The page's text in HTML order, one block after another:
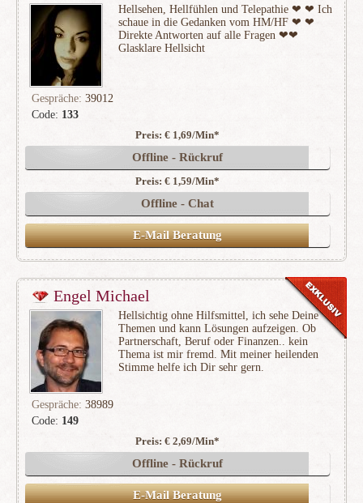
Code: 133
Hellsehen, Hellfühlen und Telepathie ❤ ❤ Ich
schaue in die Gedanken vom HM/HF ❤ ❤
Direkte Antworten auf alle Fragen ❤❤
Glasklare Hellsicht
Gespräche: 39012
(10324)
Preis: € 1,69/Min*
Offline - Rückruf
Preis: € 1,59/Min*
Offline - Chat
E-Mail Beratung
Engel Michael
Code: 149
Hellsichtig ohne Hilfsmittel, ich sehe Deine
Themen und kann Lösungen aufzeigen. Ob
Partnerschaft, Beruf oder Finanzen.. kein
Thema ist mir fremd. Mit meiner heilenden
Stimme helfe ich Dir sehr gern.
Gespräche: 38989
(10703)
Preis: € 2,69/Min*
Offline - Rückruf
E-Mail Beratung